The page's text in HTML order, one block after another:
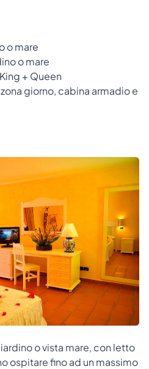
o mare
o mare
+ Queen
giorno, cabina armadio e
o vista mare, con letto
ospitare fino ad un massimo